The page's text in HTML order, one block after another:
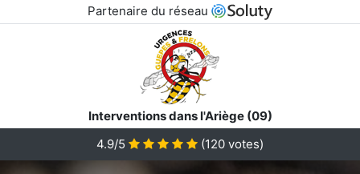
Partenaire du réseau
Interventions dans l'Ariège (09)
4.9/5
(120 votes)